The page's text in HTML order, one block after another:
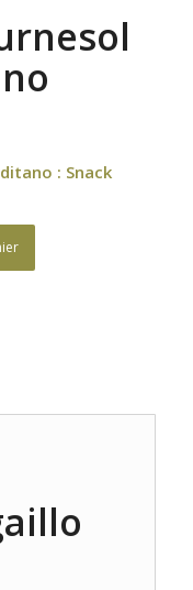
: Snack